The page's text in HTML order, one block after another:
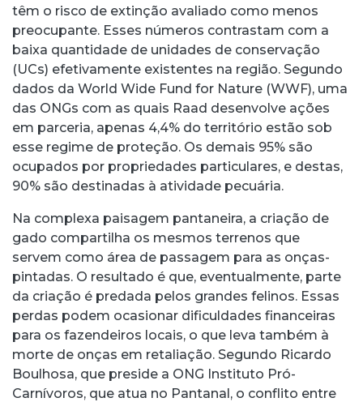
têm o risco de extinção avaliado como menos
preocupante. Esses números contrastam com a
baixa quantidade de unidades de conservação
(UCs) efetivamente existentes na região. Segundo
dados da World Wide Fund for Nature (WWF), uma
das ONGs com as quais Raad desenvolve ações
em parceria, apenas 4,4% do território estão sob
esse regime de proteção. Os demais 95% são
ocupados por propriedades particulares, e destas,
90% são destinadas à atividade pecuária.
Na complexa paisagem pantaneira, a criação de
gado compartilha os mesmos terrenos que
servem como área de passagem para as onças-
pintadas. O resultado é que, eventualmente, parte
da criação é predada pelos grandes felinos. Essas
perdas podem ocasionar dificuldades financeiras
para os fazendeiros locais, o que leva também à
morte de onças em retaliação. Segundo Ricardo
Boulhosa, que preside a ONG Instituto Pró-
Carnívoros, que atua no Pantanal, o conflito entre